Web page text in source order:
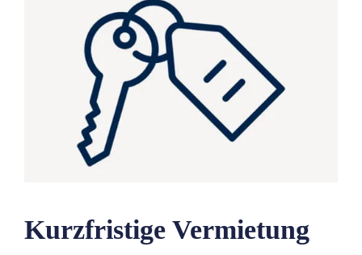
Kurzfristige Vermietung